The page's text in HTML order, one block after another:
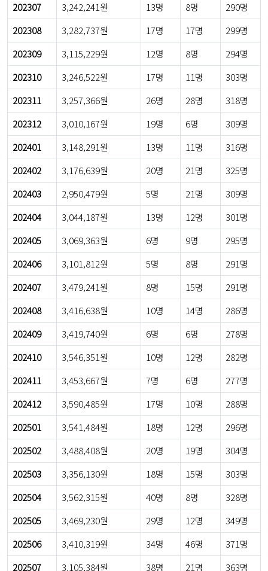
202307
3,242,241원 13명 8명
290명
202308
3,282,737원 17명 17명
299명
202309
3,115,229원 12명 8명
294명
202310
3,246,522원 17명 11명
303명
202311
3,257,366원 26명 28명
318명
202312
3,010,167원 19명 6명
309명
202401
3,148,291원 13명 11명
316명
202402
3,176,639원 20명 21명
325명
202403
2,950,479원 5명 21명
309명
202404
3,044,187원 13명 12명
301명
202405
3,069,363원 6명 9명
295명
202406
3,101,812원 5명 8명
291명
202407
3,479,241원 8명 15명
291명
202408
3,416,638원 10명 14명
286명
202409
3,419,740원 6명 6명
278명
202410
3,546,351원 10명 12명
282명
202411
3,453,667원 7명 6명
277명
202412
3,590,485원 17명 10명
288명
202501
3,541,484원 18명 12명
296명
202502
3,488,408원 20명 19명
304명
202503
3,356,130원 18명 15명
303명
202504
3,562,315원 40명 8명
328명
202505
3,469,230원 29명 12명
349명
202506
3,410,319원 34명 46명
371명
202507
3,105,384원 38명 21명 363명